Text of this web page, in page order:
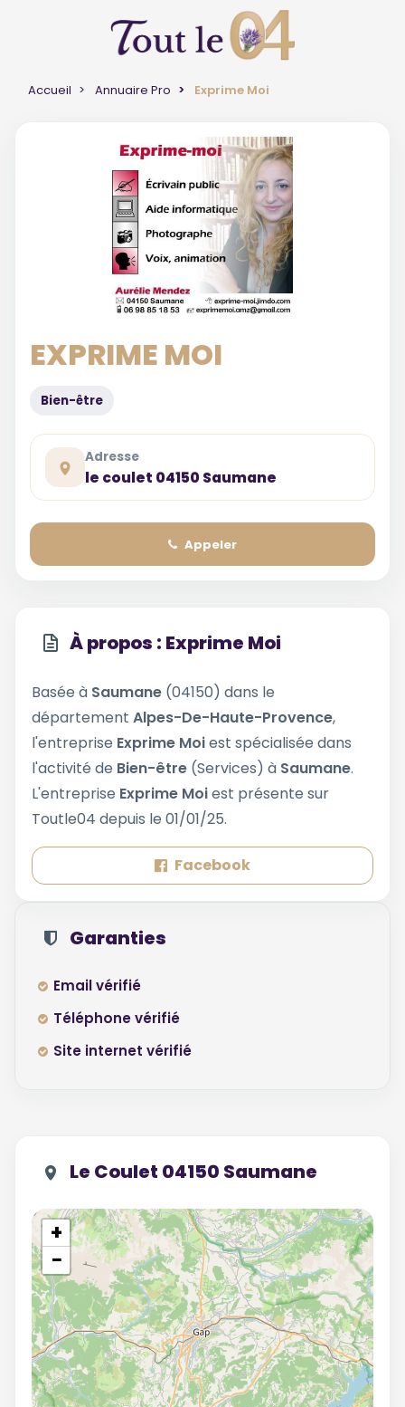
Accueil Annuaire Pro Exprime Moi
EXPRIME MOI
Bien-être
Adresse
le coulet 04150 Saumane
Appeler
À propos : Exprime Moi
Basée à Saumane (04150) dans le
département Alpes-De-Haute-Provence,
l'entreprise Exprime Moiest spécialisée dans
l'activité de Bien-être (Services) à Saumane.
L'entreprise Exprime Moiest présente sur
Toutle04 depuis le 01/01/25.
Facebook
Garanties
Email vérifié
Téléphone vérifié
Site internet vérifié
Le Coulet 04150 Saumane
+
−